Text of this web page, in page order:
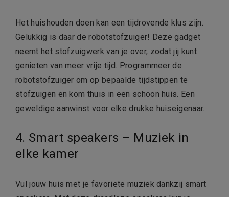
Het huishouden doen kan een tijdrovende klus zijn.
Gelukkig is daar de robotstofzuiger! Deze gadget
neemt het stofzuigwerk van je over, zodat jij kunt
genieten van meer vrije tijd. Programmeer de
robotstofzuiger om op bepaalde tijdstippen te
stofzuigen en kom thuis in een schoon huis. Een
geweldige aanwinst voor elke drukke huiseigenaar.
4. Smart speakers – Muziek in
elke kamer
Vul jouw huis met je favoriete muziek dankzij smart